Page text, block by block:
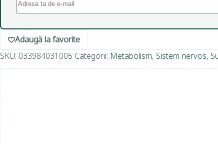
Adaugă la favorite
SKU: 033984031005 Categorii: Metabolism, Sistem nervos,